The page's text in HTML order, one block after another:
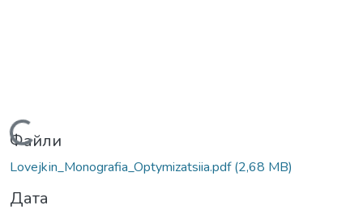
Вантажиться...
Файли
Lovejkіn_Monografia_Optymizatsiia.pdf(2,68 MB)
Дата